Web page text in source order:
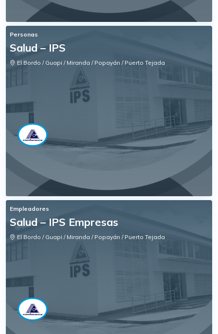
Personas
Salud – IPS
El Bordo / Guapi / Miranda / Popayán / Puerto Tejada
Empleadores
Salud – IPS Empresas
El Bordo / Guapi / Miranda / Popayán / Puerto Tejada